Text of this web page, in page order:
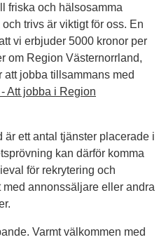
friska och hälsosamma
trivs är viktigt för oss. En
vi erbjuder 5000 kronor per
om Region Västernorrland,
att jobba tillsammans med
Att jobba i Region
är ett antal tjänster placerade i
kan därför komma
för rekrytering och
annonssäljare eller andra
Varmt välkommen med